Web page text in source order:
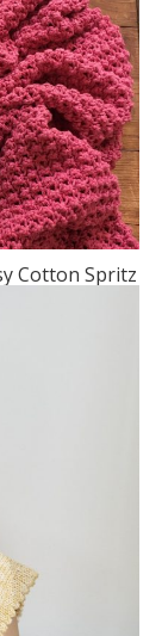
Cotton Spritz